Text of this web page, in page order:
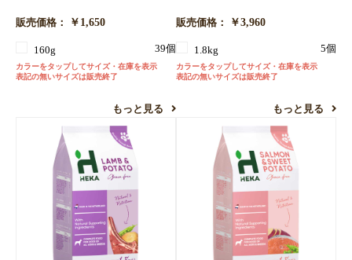
販売価格： ￥1,650
160g 39個
カラーをタップしてサイズ・在庫を表示
表記の無いサイズは販売終了
もっと見る
販売価格： ￥3,960
1.8kg 5個
カラーをタップしてサイズ・在庫を表示
表記の無いサイズは販売終了
もっと見る